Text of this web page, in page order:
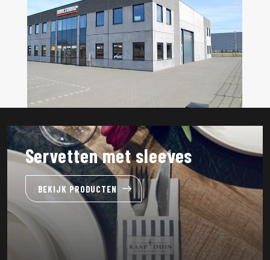
Servetten met sleeves
BEKIJK PRODUCTEN